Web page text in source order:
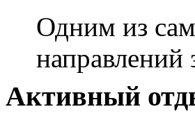
Одним из
Активный